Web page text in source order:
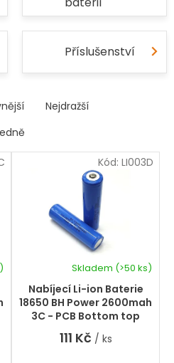
Příslušenství
Nejdražší
Nabíjecí Li-ion Baterie
18650 BH Power 2600mah
3C - PCB Bottom top
Skladem (>50 ks)
111 Kč / ks
Kód: LI003D